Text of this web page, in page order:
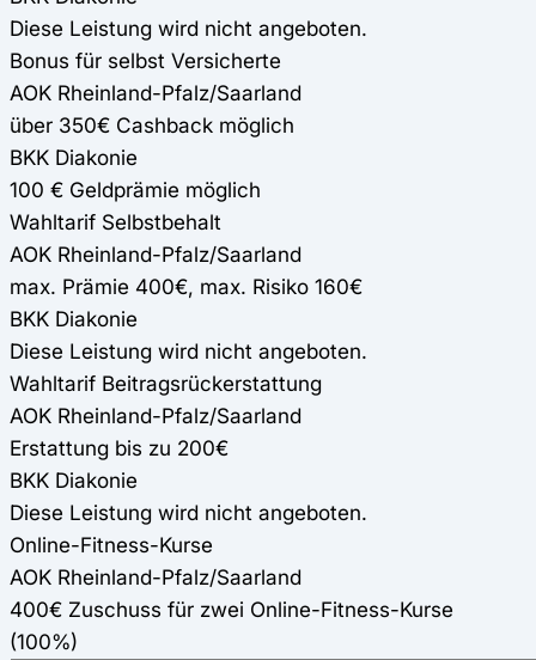
Diese Leistung wird nicht angeboten.
Bonus für selbst Versicherte
AOK Rheinland-Pfalz/Saarland
über 350€ Cashback möglich
BKK Diakonie
100 € Geldprämie möglich
Wahltarif Selbstbehalt
AOK Rheinland-Pfalz/Saarland
max. Prämie 400€, max. Risiko 160€
BKK Diakonie
Diese Leistung wird nicht angeboten.
Wahltarif Beitragsrückerstattung
AOK Rheinland-Pfalz/Saarland
Erstattung bis zu 200€
BKK Diakonie
Diese Leistung wird nicht angeboten.
Online-Fitness-Kurse
AOK Rheinland-Pfalz/Saarland
400€ Zuschuss für zwei Online-Fitness-Kurse
(100%)